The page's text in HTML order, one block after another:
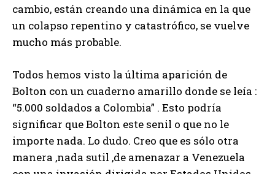
cambio, están creando una dinámica en la que
un colapso repentino y catastrófico, se vuelve
mucho más probable.
Todos hemos visto la última aparición de
Bolton con un cuaderno amarillo donde se leía :
“5.000 soldados a Colombia” . Esto podría
significar que Bolton este senil o que no le
importe nada. Lo dudo. Creo que es sólo otra
manera ,nada sutil ,de amenazar a Venezuela